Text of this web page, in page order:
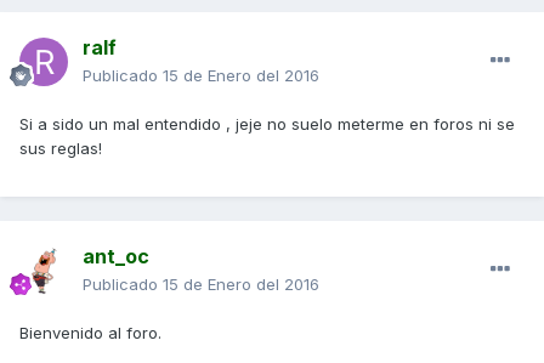
ralf
Publicado 15 de Enero del 2016
Si a sido un mal entendido , jeje no suelo meterme en foros ni se
sus reglas!
ant_oc
Publicado 15 de Enero del 2016
Bienvenido al foro.